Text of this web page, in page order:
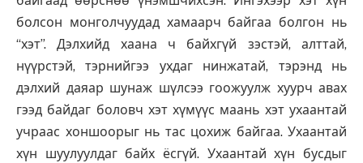
болсон монголчуудад хамаарч байгаа болгон нь
“хэт”. Дэлхийд хаана ч байхгүй зэстэй, алттай,
нүүрстэй, тэрнийгээ ухдаг нинжатай, тэрэнд нь
дэлхий даяар шунаж шүлсээ гоожуулж хуурч авах
гээд байдаг боловч хэт хүмүүс маань хэт ухаантай
учраас хоншоорыг нь тас цохиж байгаа. Ухаантай
хүн шуулуулдаг байх ёсгүй. Ухаантай хүн бусдыг